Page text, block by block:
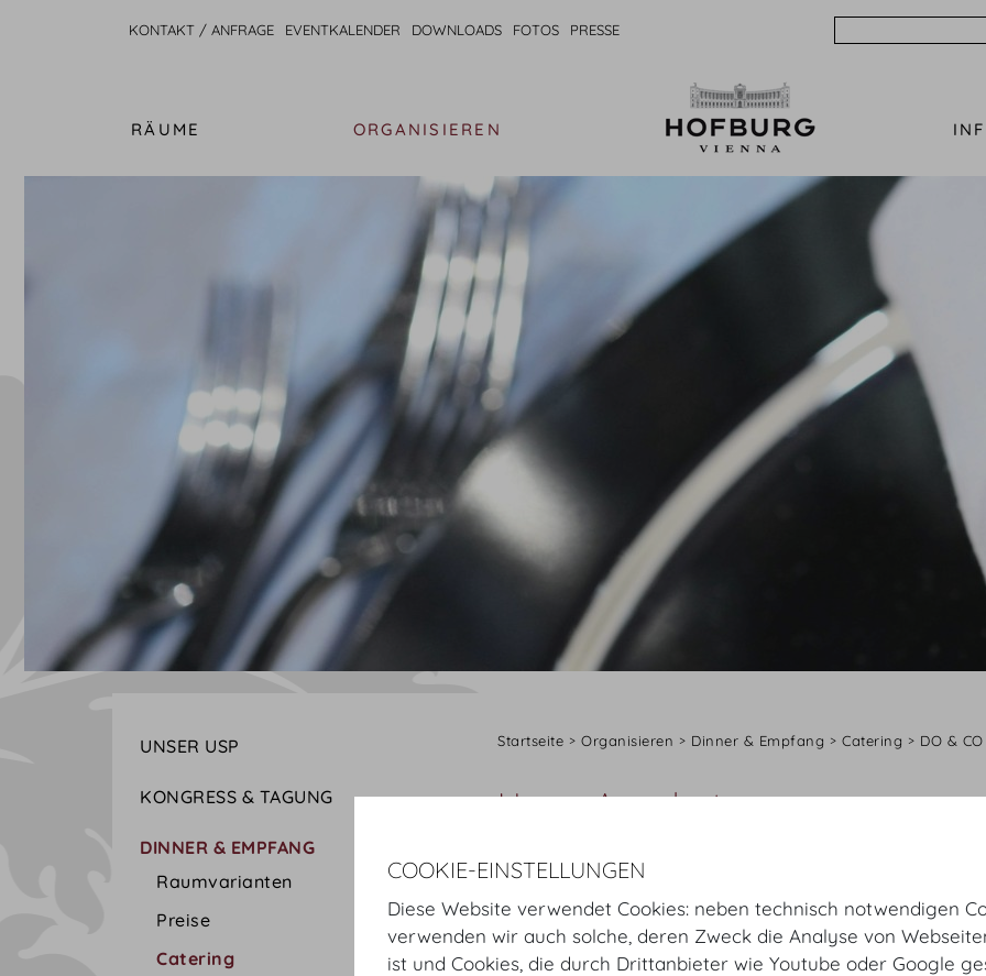
KONTAKT / ANFRAGE EVENTKALENDER DOWNLOADS FOTOS PRESSE
RÄUME ORGANISIEREN
UNSER USP
KONGRESS & TAGUNG
DINNER & EMPFANG
Raumvarianten
Preise
Catering
Startseite Organisieren Dinner & Empfang Catering DO & CO
Unser Angebot
Gerne richten wir uns bei der kulinarischen Auswahl
Bitte betrachten Sie folgende Zusammenstellungen
Ihnen gewünschten Art und Weise bzw. der
NATÜRLICH GENIESSEN
COOKIE-EINSTELLUNGEN
Diese Website verwendet Cookies: neben technisch notwendigen
verwenden wir auch solche, deren Zweck die Analyse von
ist und Cookies, die durch Drittanbieter wie Youtube oder Google